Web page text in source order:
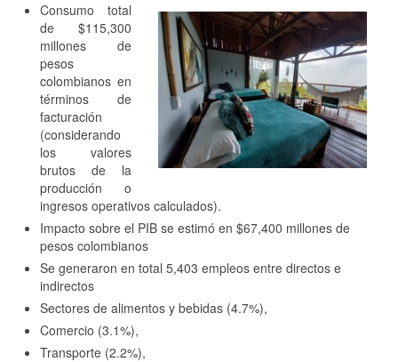
Consumo total
de $115,300
millones de
pesos
colombianos en
términos de
facturación
(considerando
los valores
brutos de la
producción o
ingresos operativos calculados).
Impacto sobre el PIB se estimó en $67,400 millones de
pesos colombianos
Se generaron en total 5,403 empleos entre directos e
indirectos
Sectores de alimentos y bebidas (4.7%),
Comercio (3.1%),
Transporte (2.2%),